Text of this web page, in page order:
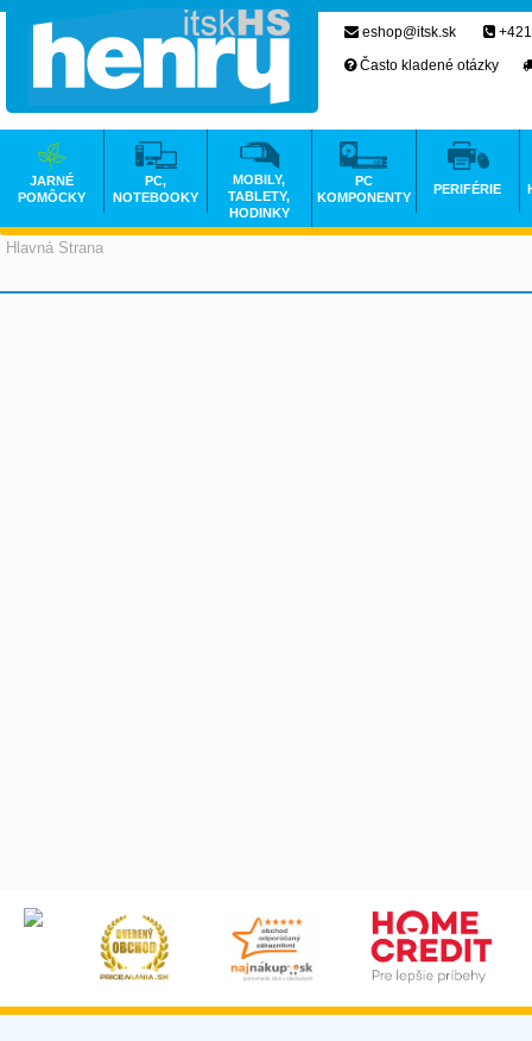
Hlavná Strana
eshop@itsk.sk
Často kladené otázky
JARNÉ
POMÔCKY
PC,
NOTEBOOKY
MOBILY,
TABLETY,
HODINKY
PC
KOMPONENTY
PERIFÉRIE